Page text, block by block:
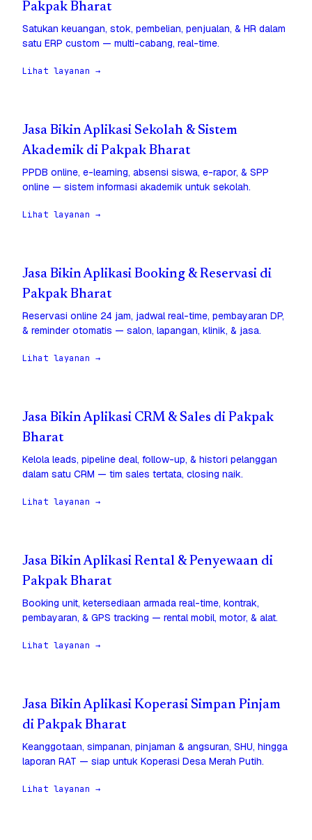
Pakpak Bharat
Satukan keuangan, stok, pembelian, penjualan, & HR dalam
satu ERP custom — multi-cabang, real-time.
Lihat layanan →
Jasa Bikin Aplikasi Sekolah & Sistem
Akademik di Pakpak Bharat
PPDB online, e-learning, absensi siswa, e-rapor, & SPP
online — sistem informasi akademik untuk sekolah.
Lihat layanan →
Jasa Bikin Aplikasi Booking & Reservasi di
Pakpak Bharat
Reservasi online 24 jam, jadwal real-time, pembayaran DP,
& reminder otomatis — salon, lapangan, klinik, & jasa.
Lihat layanan →
Jasa Bikin Aplikasi CRM & Sales di Pakpak
Bharat
Kelola leads, pipeline deal, follow-up, & histori pelanggan
dalam satu CRM — tim sales tertata, closing naik.
Lihat layanan →
Jasa Bikin Aplikasi Rental & Penyewaan di
Pakpak Bharat
Booking unit, ketersediaan armada real-time, kontrak,
pembayaran, & GPS tracking — rental mobil, motor, & alat.
Lihat layanan →
Jasa Bikin Aplikasi Koperasi Simpan Pinjam
di Pakpak Bharat
Keanggotaan, simpanan, pinjaman & angsuran, SHU, hingga
laporan RAT — siap untuk Koperasi Desa Merah Putih.
Lihat layanan →